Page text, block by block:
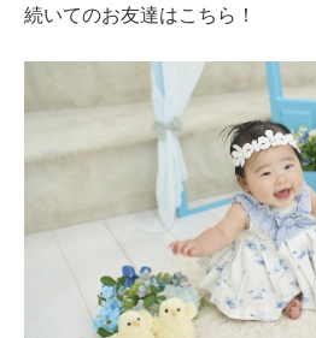
続いてのお友達はこちら！